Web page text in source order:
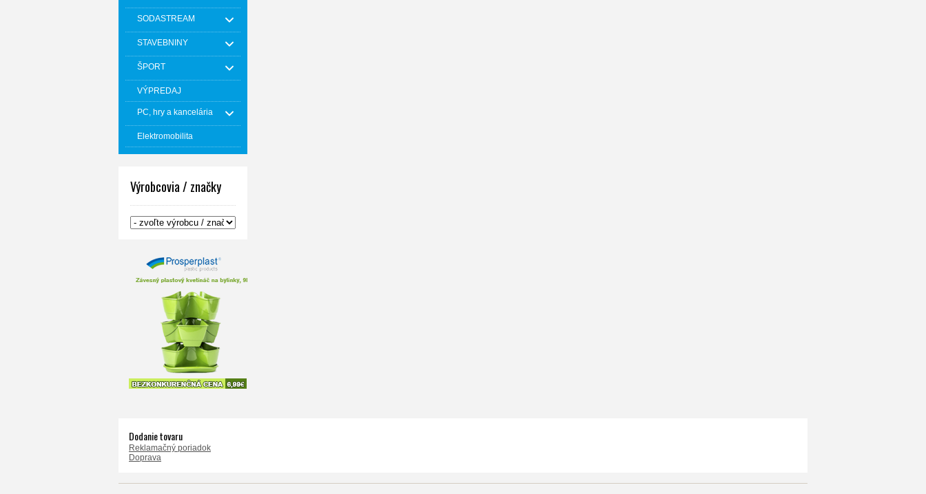
SODASTREAM
STAVEBNINY
ŠPORT
VÝPREDAJ
PC, hry a kancelária
Elektromobilita
Výrobcovia / značky
Dodanie tovaru
Reklamačný poriadok
Doprava